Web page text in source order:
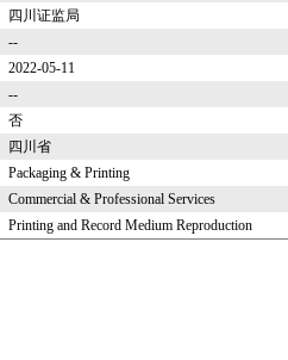
四川证监局
--
2022-05-11
--
否
四川省
Packaging & Printing
Commercial & Professional Services
Printing and Record Medium Reproduction